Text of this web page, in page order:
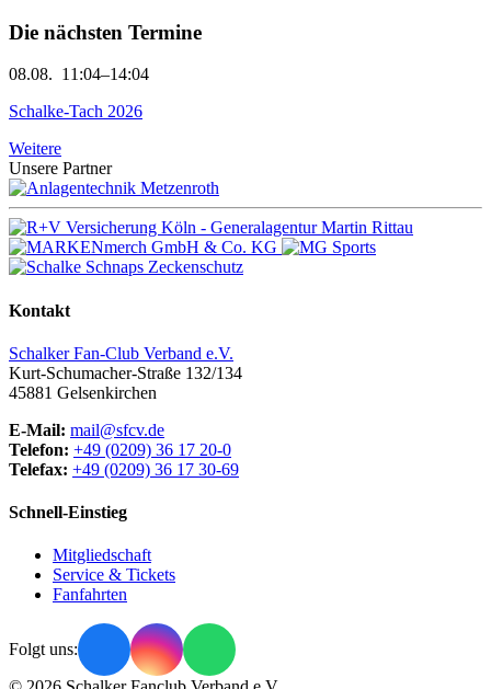
Die nächsten Termine
08.08. 11:04–14:04
Schalke-Tach 2026
Weitere
Unsere Partner
Kontakt
Schalker Fan-Club Verband e.V.
Kurt-Schumacher-Straße 132/134
45881 Gelsenkirchen
E-Mail: mail@sfcv.de
Telefon: +49 (0209) 36 17 20-0
Telefax: +49 (0209) 36 17 30-69
Schnell-Einstieg
Mitgliedschaft
Service & Tickets
Fanfahrten
Folgt uns: